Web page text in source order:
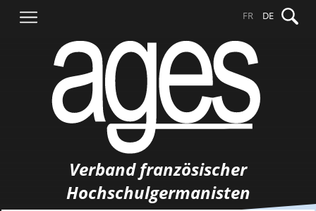
Inhalt
nach:
FR DE
Verband französischer
Hochschulgermanisten